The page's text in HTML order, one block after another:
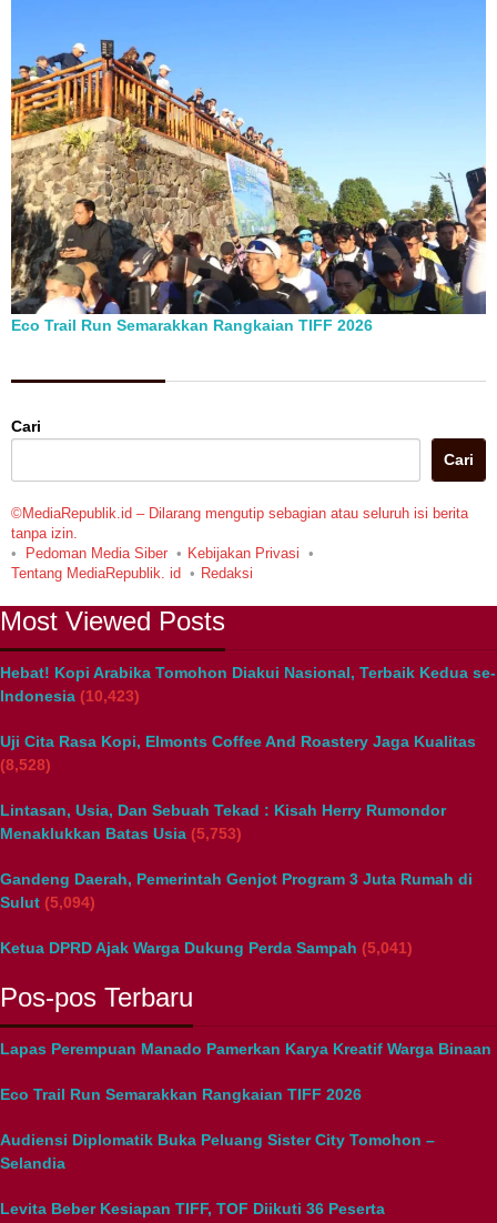
Eco Trail Run Semarakkan Rangkaian TIFF 2026
Cari
Cari
©MediaRepublik.id – Dilarang mengutip sebagian atau seluruh isi berita
tanpa izin.
Pedoman Media Siber
Kebijakan Privasi
Tentang MediaRepublik. id
Redaksi
Most Viewed Posts
Hebat! Kopi Arabika Tomohon Diakui Nasional, Terbaik Kedua se-
Indonesia (10,423)
Uji Cita Rasa Kopi, Elmonts Coffee And Roastery Jaga Kualitas
(8,528)
Lintasan, Usia, Dan Sebuah Tekad : Kisah Herry Rumondor
Menaklukkan Batas Usia (5,753)
Gandeng Daerah, Pemerintah Genjot Program 3 Juta Rumah di
Sulut (5,094)
Ketua DPRD Ajak Warga Dukung Perda Sampah (5,041)
Pos-pos Terbaru
Lapas Perempuan Manado Pamerkan Karya Kreatif Warga Binaan
Eco Trail Run Semarakkan Rangkaian TIFF 2026
Audiensi Diplomatik Buka Peluang Sister City Tomohon –
Selandia
Levita Beber Kesiapan TIFF, TOF Diikuti 36 Peserta